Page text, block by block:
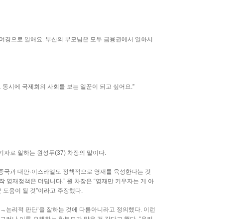
으로 일해요. 부산의 부모님은 모두 금융권에서 일하시
시에 국제회의 사회를 보는 일꾼이 되고 싶어요.”
자로 일하는 원성두(37) 차장의 말이다.
국과 대만·이스라엘도 정책적으로 영재를 육성한다는 것
영재정책은 더딥니다.” 원 차장은 “영재만 키우자는 게 아
움이 될 것”이라고 주장했다.
리적 판단’을 잘하는 것에 다름아니라고 정의했다. 이런